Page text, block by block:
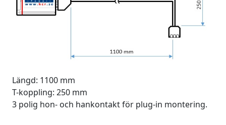
Längd: 1100 mm
T-koppling: 250 mm
3 polig hon- och hankontakt för plug-in montering.